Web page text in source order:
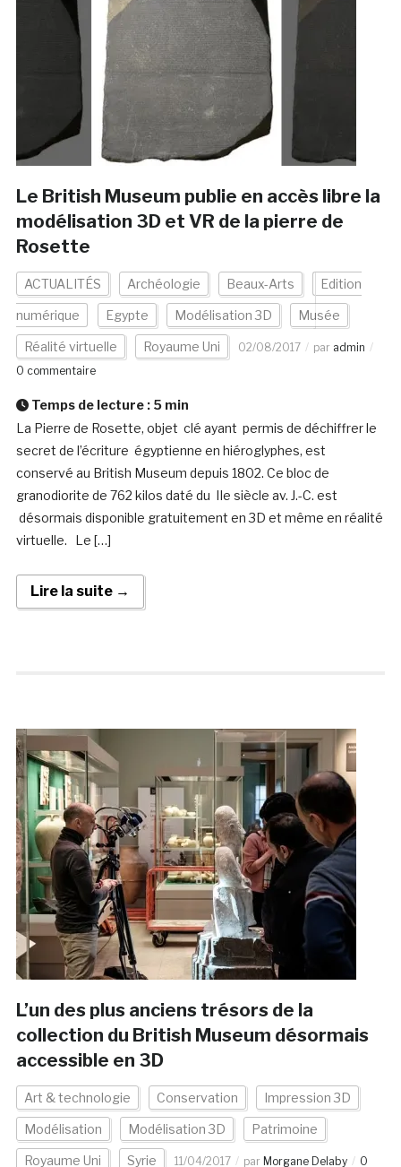
Le British Museum publie en accès libre la
modélisation 3D et VR de la pierre de
Rosette
ACTUALITÉS Archéologie Beaux-Arts Edition
numérique Egypte Modélisation 3D Musée
Réalité virtuelle Royaume Uni 02/08/2017 par admin
0 commentaire
Temps de lecture : 5 min
La Pierre de Rosette, objet clé ayant permis de déchiffrer le
secret de l’écriture égyptienne en hiéroglyphes, est
conservé au British Museum depuis 1802. Ce bloc de
granodiorite de 762 kilos daté du IIe siècle av. J.-C. est
désormais disponible gratuitement en 3D et même en réalité
virtuelle. Le […]
Lire la suite →
L’un des plus anciens trésors de la
collection du British Museum désormais
accessible en 3D
Art & technologie Conservation Impression 3D
Modélisation Modélisation 3D Patrimoine
Royaume Uni Syrie 11/04/2017 par Morgane Delaby
0